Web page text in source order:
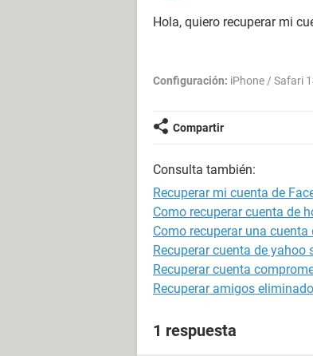
Hola, quiero recuperar mi
Configuración: iPhone / Safari
Compartir
Consulta también:
Recuperar mi cuenta de
Como recuperar cuenta de
Como recuperar una
Recuperar cuenta de
Recuperar cuenta
Recuperar amigos
1 respuesta